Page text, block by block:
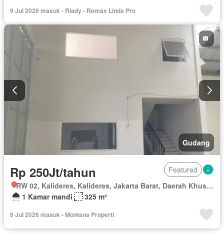
9 Jul 2026 masuk - Riady - Remax Linda Pro
Gudang
Rp 250Jt/tahun
Featured
RW 02, Kalideres, Kalideres, Jakarta Barat, Daerah Khusus Ibukota Jakarta
1 Kamar mandi
325 m²
9 Jul 2026 masuk - Montana Properti